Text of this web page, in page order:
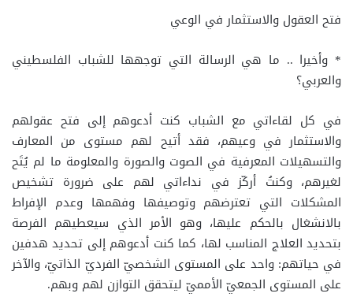
فتح العقول والاستثمار في الوعي
* وأخيرا .. ما هي الرسالة التي توجهها للشباب الفلسطيني
والعربي؟
في كل لقاءاتي مع الشباب كنت أدعوهم إلى فتح عقولهم
والاستثمار في وعيهم، فقد أتيح لهم مستوى من المعارف
والتسهيلات المعرفية في الصوت والصورة والمعلومة ما لم يُتَح
لغيرهم، وكنتُ أركّز في نداءاتي لهم على ضرورة تشخيص
المشكلات التي تعترضهم وتوصيفها وفهمها وعدم الإفراط
بالانشغال بالحكم عليها، وهو الأمر الذي سيعطيهم الفرصة
بتحديد العلاج المناسب لها، كما كنت أدعوهم إلى تحديد هدفين
في حياتهم: واحد على المستوى الشخصيّ الفرديّ الذاتيّ، والآخر
على المستوى الجمعيّ الأمميّ ليتحقق التوازن لهم وبهم.